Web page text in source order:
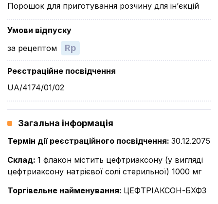
Порошок для приготування розчину для ін’єкцій
Умови відпуску
за рецептом
Rp
Реєстраційне посвідчення
UA/4174/01/02
Загальна інформація
Термін дії реєстраційного посвідчення: 30.12.2075
Склад: 1 флакон містить цефтриаксону (у вигляді
цефтриаксону натрієвої солі стерильної) 1000 мг
Торгівельне найменування: ЦЕФТРІАКСОН-БХФЗ